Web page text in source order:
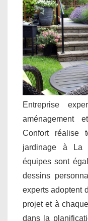
Entreprise
aménagement
Confort réalise
jardinage à La
équipes sont
dessins
experts adoptent
projet et à
dans la